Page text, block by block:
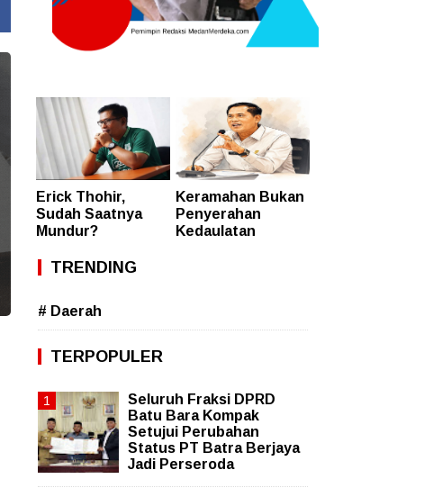
Erick Thohir,
Sudah Saatnya
Mundur?
Keramahan Bukan
Penyerahan
Kedaulatan
TRENDING
# Daerah
TERPOPULER
Seluruh Fraksi DPRD
Batu Bara Kompak
Setujui Perubahan
Status PT Batra Berjaya
Jadi Perseroda